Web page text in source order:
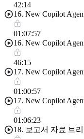
42:14
16. New Copilot
01:07:57
16. New Copilot
46:15
17. New Copilot
01:00:57
17. New Copilot
01:06:23
18. 보고서 자료 브